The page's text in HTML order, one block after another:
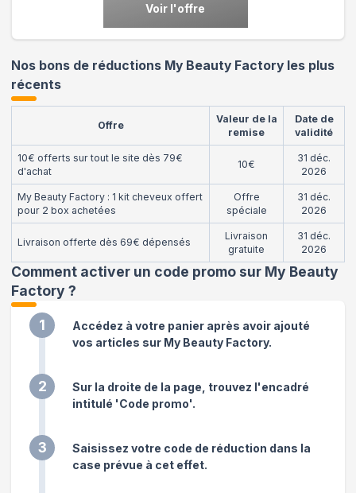
Voir l'offre
Nos bons de réductions My Beauty Factory les plus
récents
Offre
Valeur de la
remise
Date de
validité
10€ offerts sur tout le site dès 79€
d'achat
10€
31 déc.
2026
My Beauty Factory : 1 kit cheveux offert
pour 2 box achetées
Offre
spéciale
31 déc.
2026
Livraison offerte dès 69€ dépensés
Livraison
gratuite
31 déc.
2026
Comment activer un code promo sur My Beauty
Factory ?
1
Accédez à votre panier après avoir ajouté
vos articles sur My Beauty Factory.
2
Sur la droite de la page, trouvez l'encadré
intitulé 'Code promo'.
3
Saisissez votre code de réduction dans la
case prévue à cet effet.